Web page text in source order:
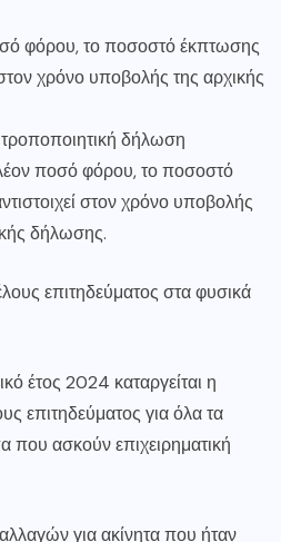
φόρου, το ποσοστό έκπτωσης
χρόνο υποβολής της αρχικής
δήλωση
ποσό φόρου, το ποσοστό
στον χρόνο υποβολής
δήλωσης.
επιτηδεύματος στα φυσικά
έτος 2024 καταργείται η
επιτηδεύματος για όλα τα
ασκούν επιχειρηματική
για ακίνητα που ήταν